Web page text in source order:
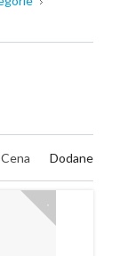
Cena Dodane